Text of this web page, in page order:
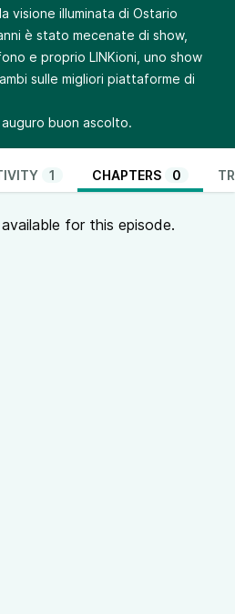
visione illuminata di Ostario
è stato mecenate di show,
e proprio LINKioni, uno show
sulle migliori piattaforme di
buon ascolto.
1 CHAPTERS 0
for this episode.